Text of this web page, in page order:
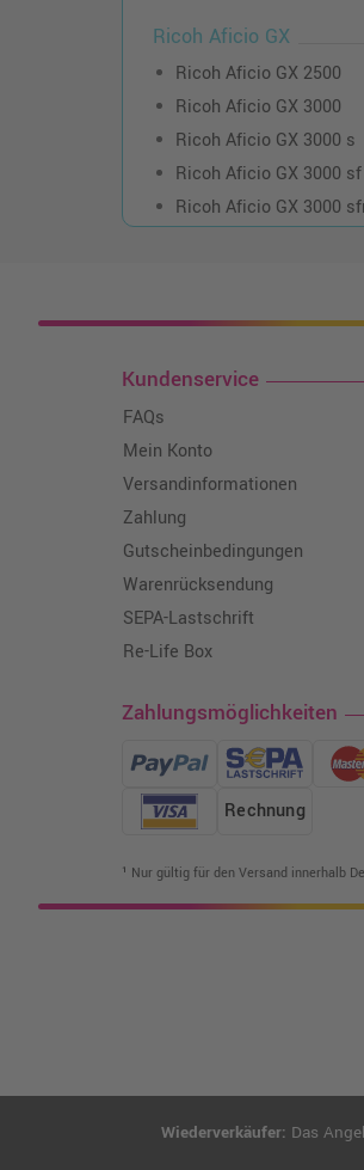
Ricoh Aficio GX
Ricoh Aficio GX 2500
Ricoh Aficio GX 3000
Ricoh Aficio GX 3000 s
Ricoh Aficio GX 3000 sf
Ricoh Aficio GX 3000
Kundenservice
FAQs
Mein Konto
Versandinformationen
Zahlung
Gutscheinbedingungen
Warenrücksendung
SEPA-Lastschrift
Re-Life Box
Zahlungsmöglichkeiten
Rechnung
¹ Nur gültig für den Versand innerhalb
Wiederverkäufer: Das